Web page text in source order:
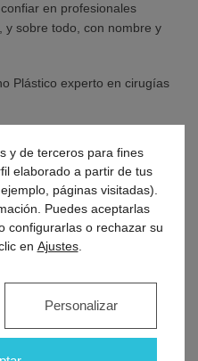
en profesionales
y sobre todo, con nombre y
Plástico experto en cirugías
en la práctica pública y
y en terapia de pareja.
del equipo de ginecólogos
del Hospital Miguel Servet
Responsable Clínico de la
y de terceros para fines
elaborado a partir de tus
páginas visitadas).
Puedes aceptarlas
configurarlas o rechazar su
en Ajustes.
Personalizar